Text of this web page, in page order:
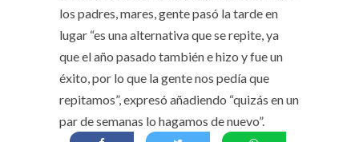
los padres, mares, gente pasó la tarde en
lugar “es una alternativa que se repite, ya
que el año pasado también e hizo y fue un
éxito, por lo que la gente nos pedía que
repitamos”, expresó añadiendo “quizás en un
par de semanas lo hagamos de nuevo”.